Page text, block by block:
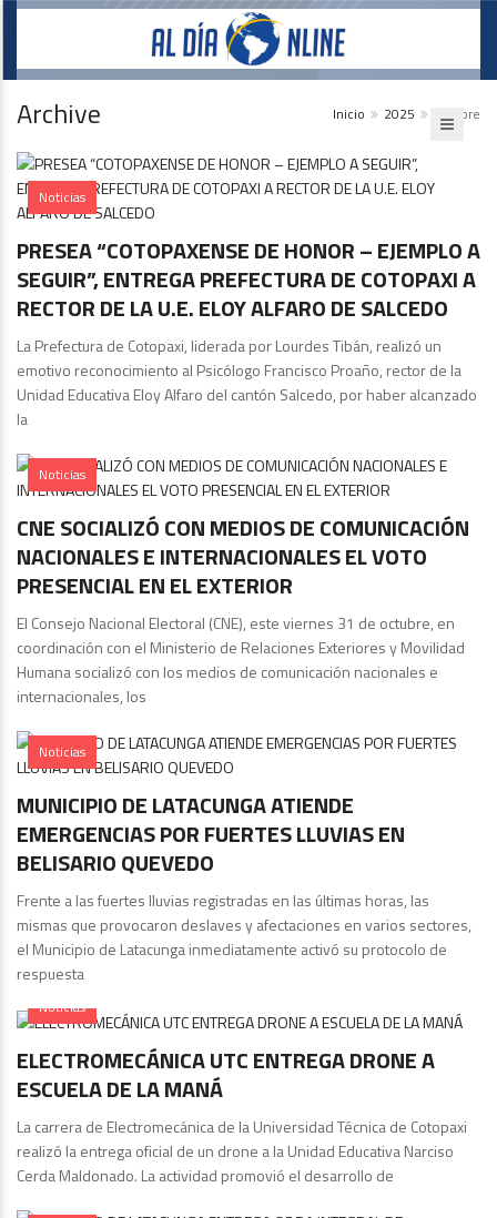
Archive Inicio 2025 octubre
Noticias
PRESEA “COTOPAXENSE DE HONOR – EJEMPLO A
SEGUIR”, ENTREGA PREFECTURA DE COTOPAXI A
RECTOR DE LA U.E. ELOY ALFARO DE SALCEDO
La Prefectura de Cotopaxi, liderada por Lourdes Tibán, realizó un
emotivo reconocimiento al Psicólogo Francisco Proaño, rector de la
Unidad Educativa Eloy Alfaro del cantón Salcedo, por haber alcanzado
la
Noticias
CNE SOCIALIZÓ CON MEDIOS DE COMUNICACIÓN
NACIONALES E INTERNACIONALES EL VOTO
PRESENCIAL EN EL EXTERIOR
El Consejo Nacional Electoral (CNE), este viernes 31 de octubre, en
coordinación con el Ministerio de Relaciones Exteriores y Movilidad
Humana socializó con los medios de comunicación nacionales e
internacionales, los
Noticias
MUNICIPIO DE LATACUNGA ATIENDE
EMERGENCIAS POR FUERTES LLUVIAS EN
BELISARIO QUEVEDO
Frente a las fuertes lluvias registradas en las últimas horas, las
mismas que provocaron deslaves y afectaciones en varios sectores,
el Municipio de Latacunga inmediatamente activó su protocolo de
respuesta
Noticias
ELECTROMECÁNICA UTC ENTREGA DRONE A
ESCUELA DE LA MANÁ
La carrera de Electromecánica de la Universidad Técnica de Cotopaxi
realizó la entrega oficial de un drone a la Unidad Educativa Narciso
Cerda Maldonado. La actividad promovió el desarrollo de